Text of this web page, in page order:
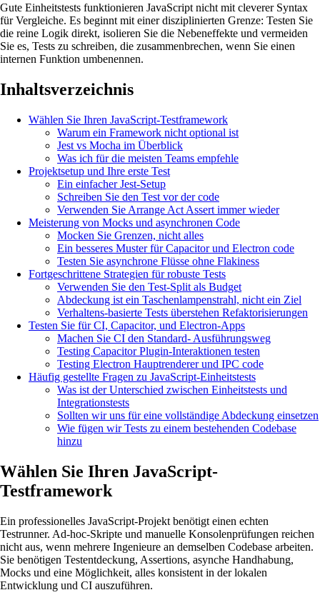
Gute Einheitstests funktionieren JavaScript nicht mit cleverer Syntax
für Vergleiche. Es beginnt mit einer disziplinierten Grenze: Testen Sie
die reine Logik direkt, isolieren Sie die Nebeneffekte und vermeiden
Sie es, Tests zu schreiben, die zusammenbrechen, wenn Sie einen
internen Funktion umbenennen.
Inhaltsverzeichnis
Wählen Sie Ihren JavaScript-Testframework
Warum ein Framework nicht optional ist
Jest vs Mocha im Überblick
Was ich für die meisten Teams empfehle
Projektsetup und Ihre erste Test
Ein einfacher Jest-Setup
Schreiben Sie den Test vor der code
Verwenden Sie Arrange Act Assert immer wieder
Meisterung von Mocks und asynchronen Code
Mocken Sie Grenzen, nicht alles
Ein besseres Muster für Capacitor und Electron code
Testen Sie asynchrone Flüsse ohne Flakiness
Fortgeschrittene Strategien für robuste Tests
Verwenden Sie den Test-Split als Budget
Abdeckung ist ein Taschenlampenstrahl, nicht ein Ziel
Verhaltens-basierte Tests überstehen Refaktorisierungen
Testen Sie für CI, Capacitor, und Electron-Apps
Machen Sie CI den Standard- Ausführungsweg
Testing Capacitor Plugin-Interaktionen testen
Testing Electron Hauptrenderer und IPC code
Häufig gestellte Fragen zu JavaScript-Einheitstests
Was ist der Unterschied zwischen Einheitstests und
Integrationstests
Sollten wir uns für eine vollständige Abdeckung einsetzen
Wie fügen wir Tests zu einem bestehenden Codebase
hinzu
Wählen Sie Ihren JavaScript-
Testframework
Ein professionelles JavaScript-Projekt benötigt einen echten
Testrunner. Ad-hoc-Skripte und manuelle Konsolenprüfungen reichen
nicht aus, wenn mehrere Ingenieure an demselben Codebase arbeiten.
Sie benötigen Testentdeckung, Assertions, asynche Handhabung,
Mocks und eine Möglichkeit, alles konsistent in der lokalen
Entwicklung und CI auszuführen.